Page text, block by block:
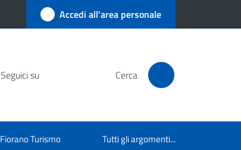
Accedi all'area personale
Seguici su Cerca
Fiorano Turismo Tutti gli argomenti...